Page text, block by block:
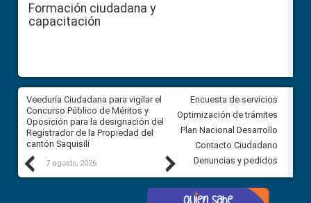
Formación ciudadana y
capacitación
Previous
Veeduría Ciudadana para vigilar el
Concurso Público de Méritos y
Oposición para la designación del
Registrador de la Propiedad del
cantón Saquisilí
7 agosto, 2026
Veeduría Ciudadana para
construcción del asfaltado de
Ballenita del cantón Santa
7 agosto, 2026
Next
Encuesta de servicios
Optimización de trámites
Plan Nacional Desarrollo
Contacto Ciudadano
Denuncias y pedidos